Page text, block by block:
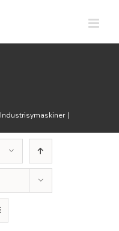
Industrisymaskiner |